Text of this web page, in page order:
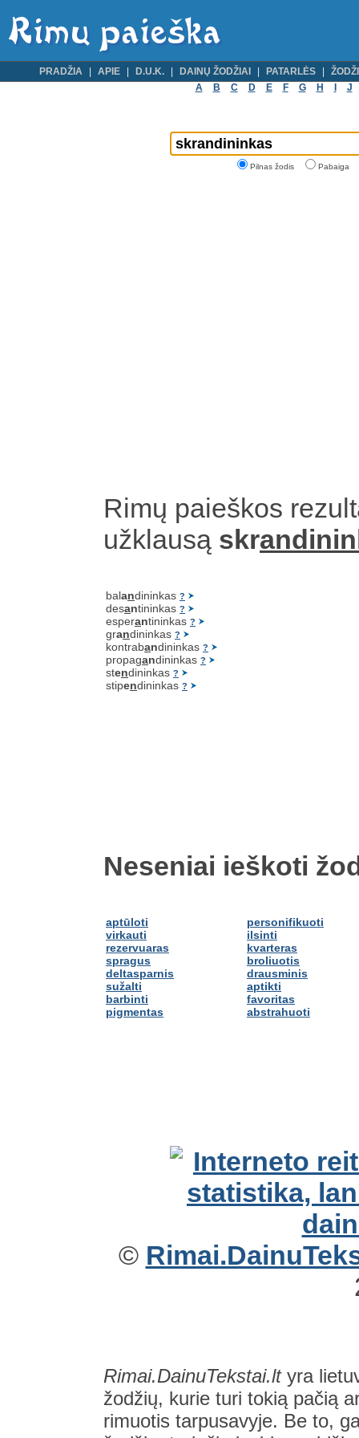
PRADŽIA APIE D.U.K. DAINŲ ŽODŽIAI PATARLĖS
A
B C D E F G H J
Pilnas žodis Pabaiga
Rimų paieškos
užklausą skr
balandininkas ?
desantininkas ?
esperantininkas ?
grandininkas ?
kontrabandininkas ?
propagandininkas ?
stendininkas ?
stipendininkas ?
Neseniai ieškoti
aptūloti
virkauti
rezervuaras
spragus
deltasparnis
sužalti
barbinti
pigmentas
personifikuoti
ilsinti
kvarteras
broliuotis
drausminis
aptikti
favoritas
abstrahuoti
©
Rimai.DainuTekstai.ltyra
žodžių, kurie turi tokią pačią
rimuotis tarpusavyje. Be to,